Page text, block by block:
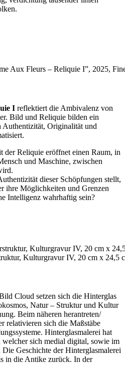
Aux Fleurs – Reliquie I”, 2025,
I reflektiert die Ambivalenz von
Bild und Reliquie bilden ein
Authentizität, Originalität und
Reliquie eröffnet einen Raum, in
und Maschine, zwischen
dieser Schöpfungen stellt,
ihre Möglichkeiten und Grenzen
Intelligenz wahrhaftig sein?
Kulturgravur IV, 20 cm x 24,5
Cloud setzen sich die Hinterglas
Natur – Struktur und Kultur
Beim näheren herantreten/
relativieren sich die Maßstäbe
Hinterglasmalerei hat
welcher sich medial digital, sowie im
Geschichte der Hinterglasmalerei
in die Antike zurück. In der